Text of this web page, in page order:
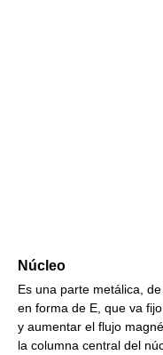
Núcleo
Es una parte metálica,
en forma de E, que va
y aumentar el flujo
la columna central del